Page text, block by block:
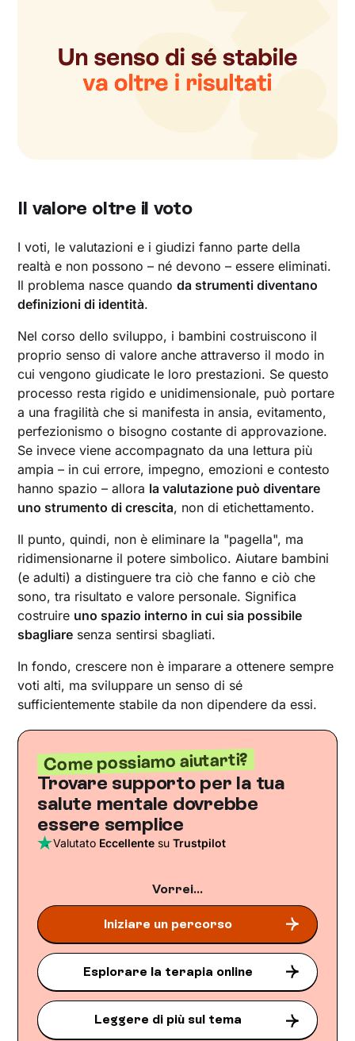
Il valore oltre il voto
I voti, le valutazioni e i giudizi fanno parte della
realtà e non possono – né devono – essere eliminati.
Il problema nasce quandoda strumenti diventano
definizioni di identità.
Nel corso dello sviluppo, i bambini costruiscono il
proprio senso di valore anche attraverso il modo in
cui vengono giudicate le loro prestazioni. Se questo
processo resta rigido e unidimensionale, può portare
a una fragilità che si manifesta in ansia, evitamento,
perfezionismo o bisogno costante di approvazione.
Se invece viene accompagnato da una lettura più
ampia – in cui errore, impegno, emozioni e contesto
hanno spazio – allora la valutazione può diventare
uno strumento di crescita, non di etichettamento.
Il punto, quindi, non è eliminare la "pagella", ma
ridimensionarne il potere simbolico. Aiutare bambini
(e adulti) a distinguere tra ciò che fanno e ciò che
sono, tra risultato e valore personale. Significa
costruire uno spazio interno in cui sia possibile
sbagliare senza sentirsi sbagliati.
In fondo, crescere non è imparare a ottenere sempre
voti alti, ma sviluppare un senso di sé
sufficientemente stabile da non dipendere da essi.
Come possiamo aiutarti?
Trovare supporto per la tua
salute mentale dovrebbe
essere semplice
Valutato Eccellente suTrustpilot
Vorrei...
Iniziare un percorso
Esplorare la terapia online
Leggere di più sul tema